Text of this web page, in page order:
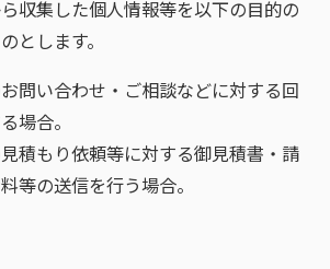
収集した個人情報等を以下の目的の
とします。
問い合わせ・ご相談などに対する回
場合。
積もり依頼等に対する御見積書・請
等の送信を行う場合。